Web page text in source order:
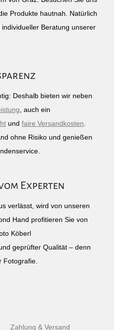
Produkte hautnah. Natürlich
Beratung unserer
Deshalb bieten wir neben
, auch ein
und faire Versandkosten
ohne Risiko und genießen
Experten
verlässt, wird von unseren
Hand profitieren Sie von
Köberl
geprüfter Qualität – denn
Fotografie.
Zahlung & Versand